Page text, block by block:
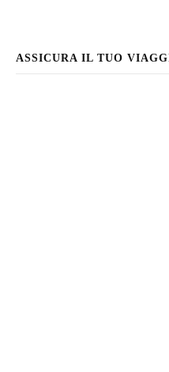
ASSICURA IL TUO